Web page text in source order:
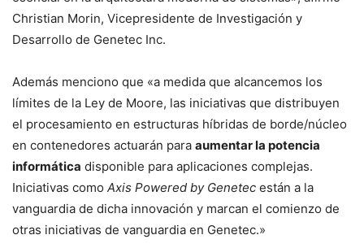
Christian Morin, Vicepresidente de Investigación y
Desarrollo de Genetec Inc.
Además menciono que «a medida que alcancemos los
límites de la Ley de Moore, las iniciativas que distribuyen
el procesamiento en estructuras híbridas de borde/núcleo
en contenedores actuarán para aumentar la potencia
informática disponible para aplicaciones complejas.
Iniciativas como Axis Powered by Genetec están a la
vanguardia de dicha innovación y marcan el comienzo de
otras iniciativas de vanguardia en Genetec.»